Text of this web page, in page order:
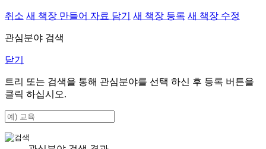
취소 새 책장 만들어 자료 담기 새 책장 등록 새 책장 수정
관심분야 검색
닫기
트리 또는 검색을 통해 관심분야를 선택 하신 후 등록 버튼을
클릭 하십시오.